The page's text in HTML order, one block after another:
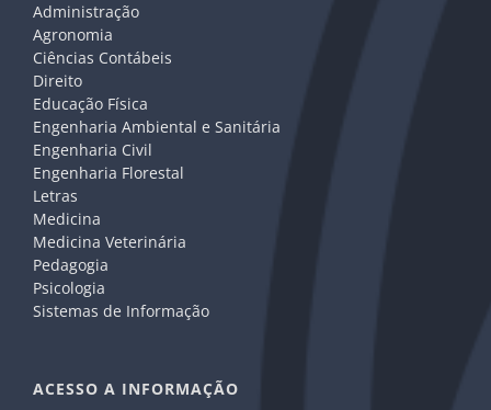
Administração
Agronomia
Ciências Contábeis
Direito
Educação Física
Engenharia Ambiental e Sanitária
Engenharia Civil
Engenharia Florestal
Letras
Medicina
Medicina Veterinária
Pedagogia
Psicologia
Sistemas de Informação
ACESSO A INFORMAÇÃO